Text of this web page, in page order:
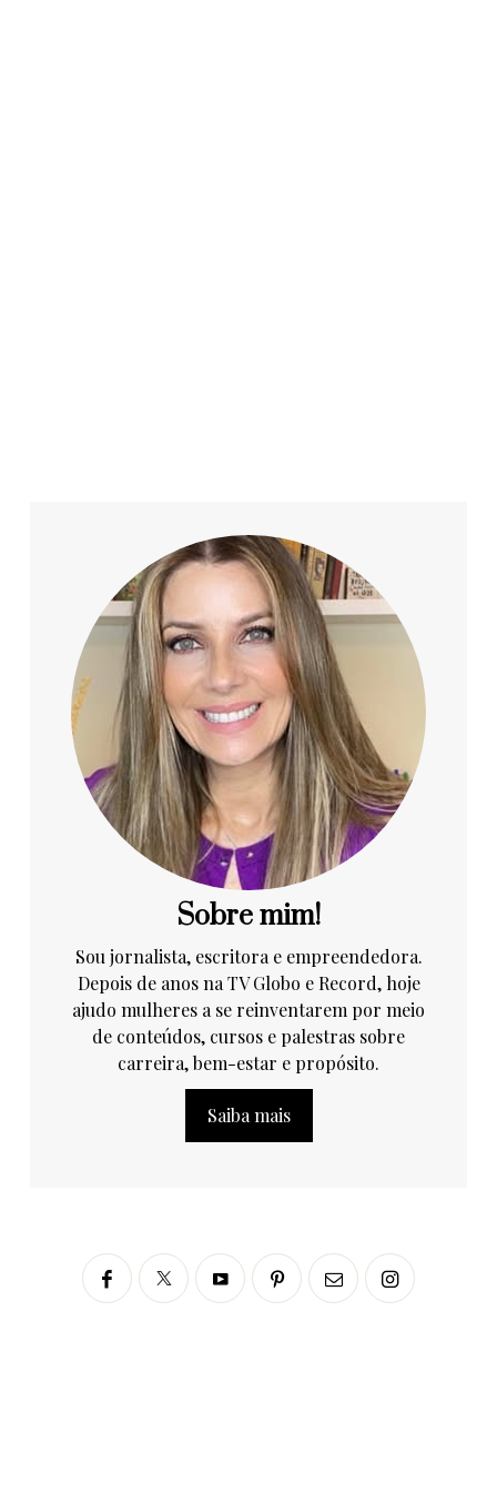
Sobre mim!
Sou jornalista, escritora e empreendedora.
Depois de anos na TV Globo e Record, hoje
ajudo mulheres a se reinventarem por meio
de conteúdos, cursos e palestras sobre
carreira, bem-estar e propósito.
Saiba mais